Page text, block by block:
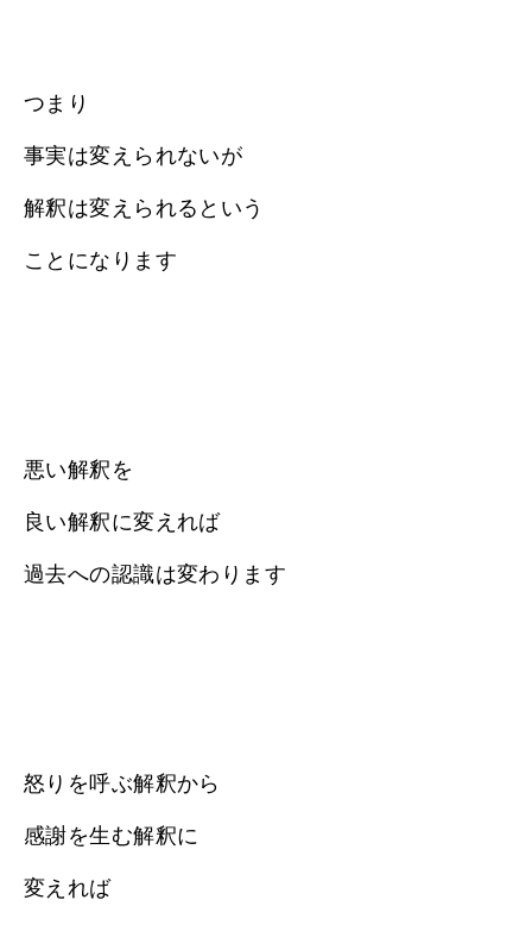
つまり
事実は変えられないが
解釈は変えられるという
ことになります
悪い解釈を
良い解釈に変えれば
過去への認識は変わります
怒りを呼ぶ解釈から
感謝を生む解釈に
変えれば